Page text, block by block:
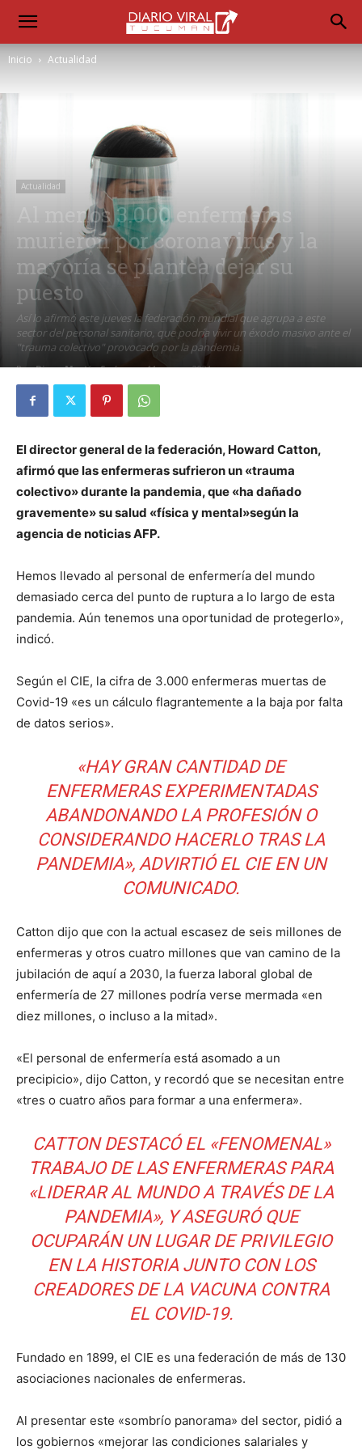
Inicio Actualidad
Actualidad
Al menos 3.000 enfermeras
murieron por coronavirus y la
mayoría se plantea dejar su
puesto
Así lo afirmó este jueves la federación mundial que agrupa a este
sector del personal sanitario, que podría vivir un éxodo masivo ante el
"trauma colectivo" provocado por la pandemia.
Por Diego Martín Suárez - 11 marzo, 2021
El director general de la federación, Howard Catton,
afirmó que las enfermeras sufrieron un «trauma
colectivo» durante la pandemia, que «ha dañado
gravemente» su salud «física y mental»según la
agencia de noticias AFP.
Hemos llevado al personal de enfermería del mundo
demasiado cerca del punto de ruptura a lo largo de esta
pandemia. Aún tenemos una oportunidad de protegerlo»,
indicó.
Según el CIE, la cifra de 3.000 enfermeras muertas de
Covid-19 «es un cálculo flagrantemente a la baja por falta
de datos serios».
«HAY GRAN CANTIDAD DE
ENFERMERAS EXPERIMENTADAS
ABANDONANDO LA PROFESIÓN O
CONSIDERANDO HACERLO TRAS LA
PANDEMIA», ADVIRTIÓ EL CIE EN UN
COMUNICADO.
Catton dijo que con la actual escasez de seis millones de
enfermeras y otros cuatro millones que van camino de la
jubilación de aquí a 2030, la fuerza laboral global de
enfermería de 27 millones podría verse mermada «en
diez millones, o incluso a la mitad».
«El personal de enfermería está asomado a un
precipicio», dijo Catton, y recordó que se necesitan entre
«tres o cuatro años para formar a una enfermera».
CATTON DESTACÓ EL «FENOMENAL»
TRABAJO DE LAS ENFERMERAS PARA
«LIDERAR AL MUNDO A TRAVÉS DE LA
PANDEMIA», Y ASEGURÓ QUE
OCUPARÁN UN LUGAR DE PRIVILEGIO
EN LA HISTORIA JUNTO CON LOS
CREADORES DE LA VACUNA CONTRA
EL COVID-19.
Fundado en 1899, el CIE es una federación de más de 130
asociaciones nacionales de enfermeras.
Al presentar este «sombrío panorama» del sector, pidió a
los gobiernos «mejorar las condiciones salariales y